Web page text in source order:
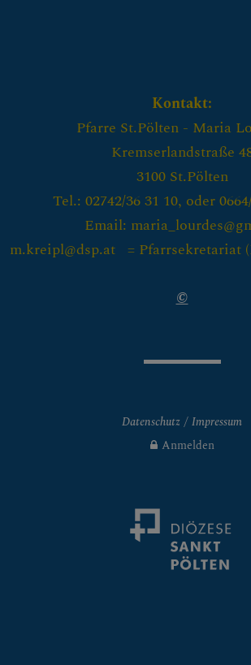
Kontakt:
Pfarre St.Pölten - Maria
Kremserlandstraße
3100 St.Pölten
Tel.: 02742/36 31 10, oder
Email:
m.kreipl@dsp.at = Pfarrsekretariat (
©
Datenschutz
Impressum
Anmelden